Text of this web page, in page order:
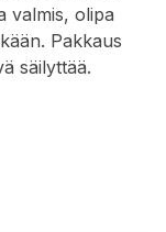
valmis, olipa
Pakkaus
säilyttää.